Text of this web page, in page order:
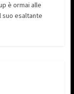
è ormai alle
suo esaltante